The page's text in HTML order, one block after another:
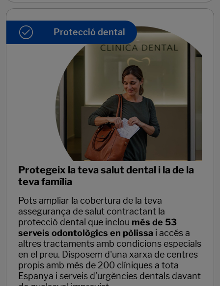
Protecció dental
Protegeix la teva salut dental i la de la
teva família
Pots ampliar la cobertura de la teva
assegurança de salut contractant la
protecció dental que inclou més de 53
serveis odontològics en pòlissa i accés a
altres tractaments amb condicions especials
en el preu. Disposem d'una xarxa de centres
propis amb més de 200 clíniques a tota
Espanya i serveis d’urgències dentals davant